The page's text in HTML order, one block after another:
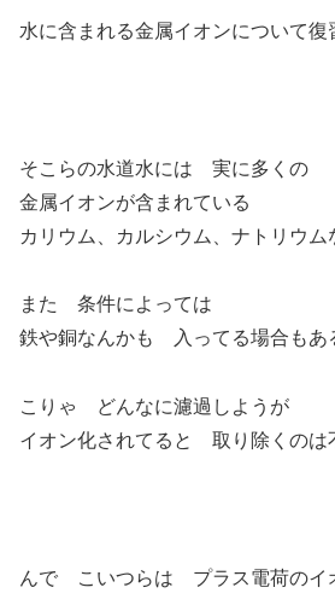
水に含まれる金属イオンについて復
そこらの水道水には 実に多くの
金属イオンが含まれている
カリウム、カルシウム、ナトリウム
また 条件によっては
鉄や銅なんかも 入ってる場合もあ
こりゃ どんなに濾過しようが
イオン化されてると 取り除くのは
んで こいつらは プラス電荷のイ